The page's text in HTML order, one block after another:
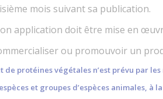
mois suivant sa publication.
application doit être mise en
ou promouvoir un
protéines végétales n’est prévu par
et groupes d’espèces animales, à